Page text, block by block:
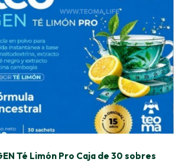
Té Limón Pro Caja de 30 sobres